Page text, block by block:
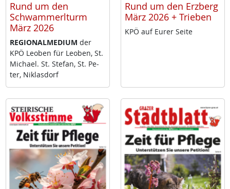
Rund um den
Schwammerlturm
März 2026
RE­GIO­NAL­ME­DI­UM der
KPÖ Leo­ben für Leo­ben, St.
Mi­cha­el. St. Ste­fan, St. Pe­
ter, Niklas­dorf
Rund um den Erzberg
März 2026 + Trieben
KPÖ auf Eu­rer Sei­te